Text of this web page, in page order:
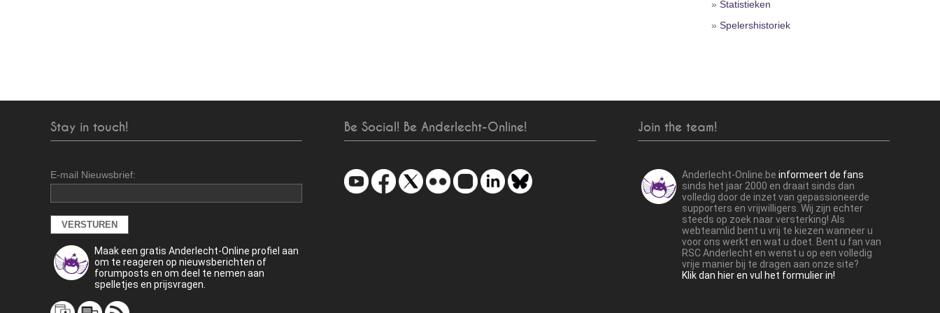
» Statistieken
» Spelershistoriek
Stay in touch!
E-mail Nieuwsbrief:
Maak een gratis Anderlecht-Online profiel aan
om te reageren op nieuwsberichten of
forumposts en om deel te nemen aan
spelletjes en prijsvragen.
Be Social! Be Anderlecht-Online! Join the team!
Anderlecht-Online.be informeert de fans
sinds het jaar 2000 en draait sinds dan
volledig door de inzet van gepassioneerde
supporters en vrijwilligers. Wij zijn echter
steeds op zoek naar versterking! Als
webteamlid bent u vrij te kiezen wanneer u
voor ons werkt en wat u doet. Bent u fan van
RSC Anderlecht en wenst u op een volledig
vrije manier bij te dragen aan onze site?
Klik dan hier en vul het formulier in!